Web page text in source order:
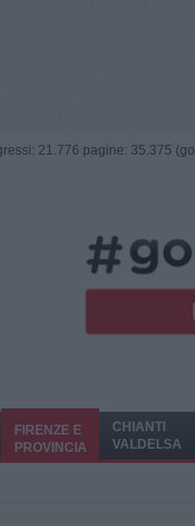
21.776 pagine: 35.375
FIRENZE E
PROVINCIA
CHIANTI
VALDELSA